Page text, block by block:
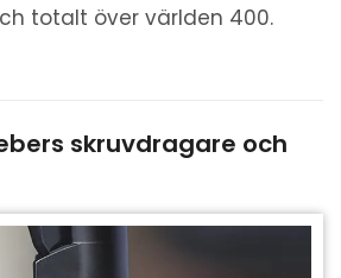
totalt över världen 400.
skruvdragare och